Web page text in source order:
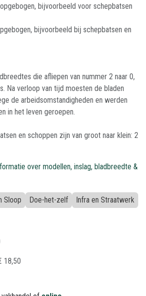
bijvoorbeeld voor schepbatsen
bijvoorbeeld bij schepbatsen en
die afliepen van nummer 2 naar 0,
Na verloop van tijd moesten de bladen
de arbeidsomstandigheden en werden
in het leven geroepen.
en schoppen zijn van groot naar klein: 2
over modellen, inslag, bladbreedte &
Sloop Doe-het-zelf
Infra en Straatwerk
18,50